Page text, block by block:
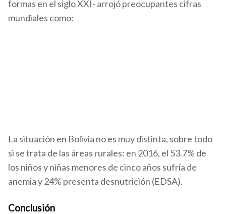
formas en el siglo XXI- arrojó preocupantes cifras
mundiales como:
La situación en Bolivia no es muy distinta, sobre todo
si se trata de las áreas rurales: en 2016, el 53.7% de
los niños y niñas menores de cinco años sufría de
anemia y 24% presenta desnutrición (EDSA).
Conclusión